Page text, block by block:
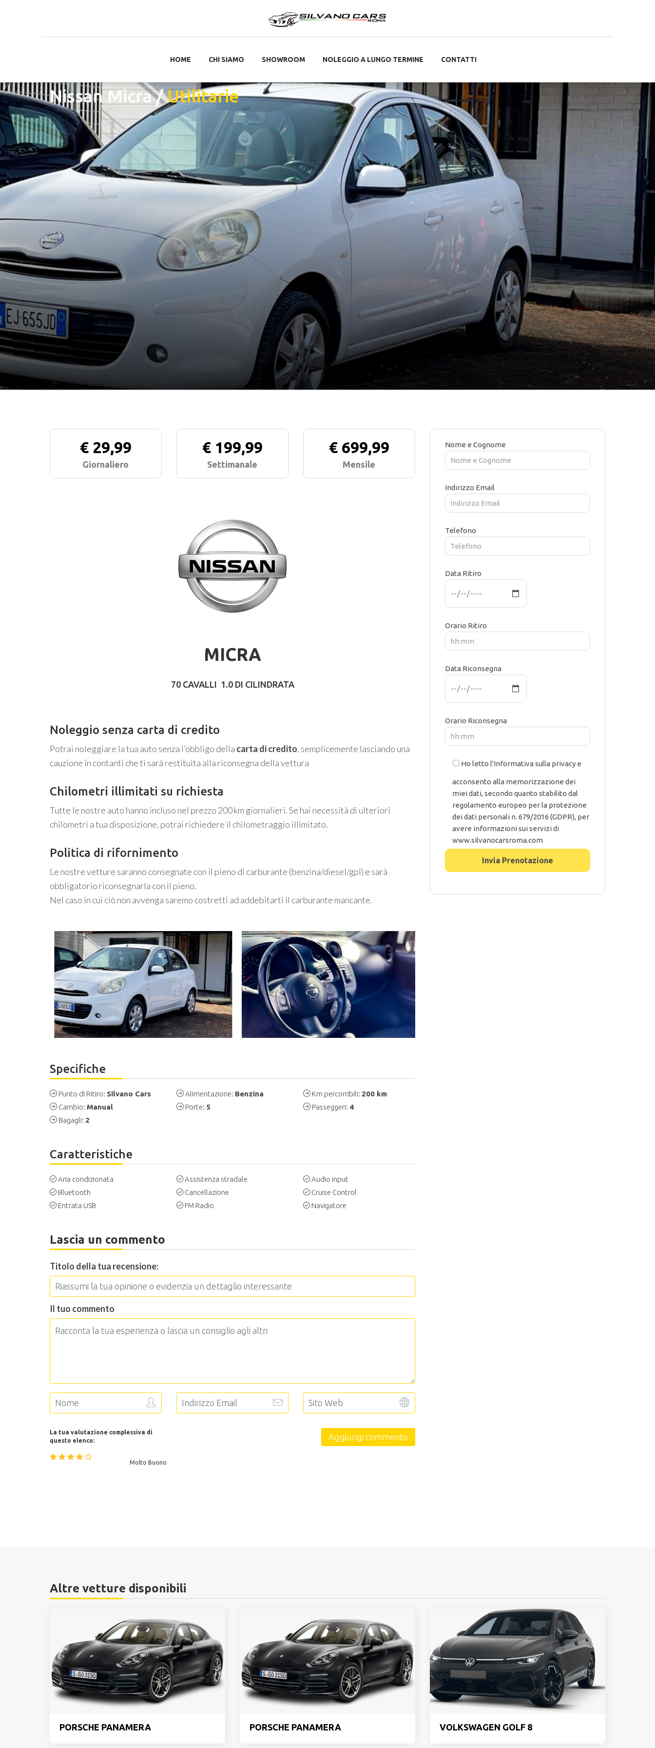
HOME CHI SIAMO SHOWROOM NOLEGGIO A LUNGO TERMINE CONTATTI
Nissan Micra/Utilitarie
€ 29,99
Giornaliero
€ 199,99
Settimanale
€ 699,99
Mensile
MICRA
70 CAVALLI 1.0 DI CILINDRATA
Noleggio senza carta di credito
Potrai noleggiare la tua auto senza l’obbligo della carta di credito, semplicemente lasciando una
cauzione in contanti che ti sarà restituita alla riconsegna della vettura
Chilometri illimitati su richiesta
Tutte le nostre auto hanno incluso nel prezzo 200 km giornalieri. Se hai necessità di ulteriori
chilometri a tua disposizione, potrai richiedere il chilometraggio illimitato.
Politica di rifornimento
Le nostre vetture saranno consegnate con il pieno di carburante (benzina/diesel/gpl) e sarà
obbligatorio riconsegnarla con il pieno.
Nel caso in cui ciò non avvenga saremo costretti ad addebitarti il carburante mancante.
Specifiche
Punto di Ritiro: Silvano Cars Alimentazione: Benzina Km percorribili: 200 km
Cambio: Manual Porte: 5 Passeggeri: 4
Bagagli: 2
Caratteristiche
Aria condizionata Assistenza stradale
Audio input
Bluetooth
Cancellazione
Cruise Control
Entrata USB
FM Radio Navigatore
Lascia un commento
Titolo della tua recensione:
Il tuo commento
La tua valutazione complessiva di
questo elenco:
Molto Buono
Nome e Cognome
Indirizzo Email
Telefono
Data Ritiro
Orario Ritiro
Data Riconsegna
Orario Riconsegna
Ho letto l'Informativa sulla privacy e
acconsento alla memorizzazione dei
miei dati, secondo quanto stabilito dal
regolamento europeo per la protezione
dei dati personali n. 679/2016 (GDPR), per
avere informazioni sui servizi di
www.silvanocarsroma.com
Altre vetture disponibili
PORSCHE PANAMERA PORSCHE PANAMERA VOLKSWAGEN GOLF 8